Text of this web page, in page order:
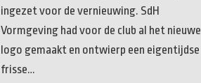
ingezet voor de vernieuwing. SdH
Vormgeving had voor de club al het nieuwe
logo gemaakt en ontwierp een eigentijdse
frisse…